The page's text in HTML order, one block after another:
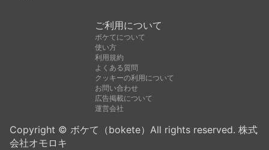
ご利用について
ボケてについて
使い方
利用規約
よくある質問
クッキーの利用について
お問い合わせ
広告掲載について
運営会社
Copyright © ボケて（bokete）All rights reserved. 株式
会社オモロキ